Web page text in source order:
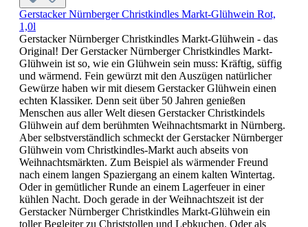
Gerstacker Nürnberger Christkindles Markt-Glühwein Rot,
1,0l
Gerstacker Nürnberger Christkindles Markt-Glühwein - das
Original! Der Gerstacker Nürnberger Christkindles Markt-
Glühwein ist so, wie ein Glühwein sein muss: Kräftig, süffig
und wärmend. Fein gewürzt mit den Auszügen natürlicher
Gewürze haben wir mit diesem Gerstacker Glühwein einen
echten Klassiker. Denn seit über 50 Jahren genießen
Menschen aus aller Welt diesen Gerstacker Christkindels
Glühwein auf dem berühmten Weihnachtsmarkt in Nürnberg.
Aber selbstverständlich schmeckt der Gerstacker Nürnberger
Glühwein vom Christkindles-Markt auch abseits von
Weihnachtsmärkten. Zum Beispiel als wärmender Freund
nach einem langen Spaziergang an einem kalten Wintertag.
Oder in gemütlicher Runde an einem Lagerfeuer in einer
kühlen Nacht. Doch gerade in der Weihnachtszeit ist der
Gerstacker Nürnberger Christkindles Markt-Glühwein ein
toller Begleiter zu Christstollen und Lebkuchen. Oder als